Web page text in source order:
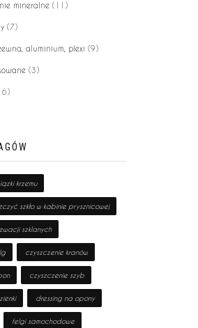
mineralne (11)
(7)
aluminium, plexi (9)
(3)
krzemu
szkło w kabinie prysznicowej
szklanych
czyszczenie kranów
czyszczenie szyb
dressing na opony
felgi samochodowe